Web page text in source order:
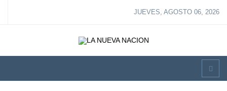
JUEVES, AGOSTO 06, 2026